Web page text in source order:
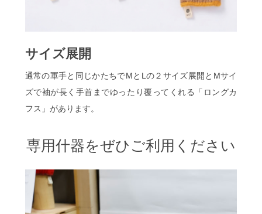
サイズ展開
通常の軍手と同じかたちでMとLの２サイズ展開とMサイ
ズで袖が長く手首までゆったり覆ってくれる「ロングカ
フス」があります。
専用什器をぜひご利用ください